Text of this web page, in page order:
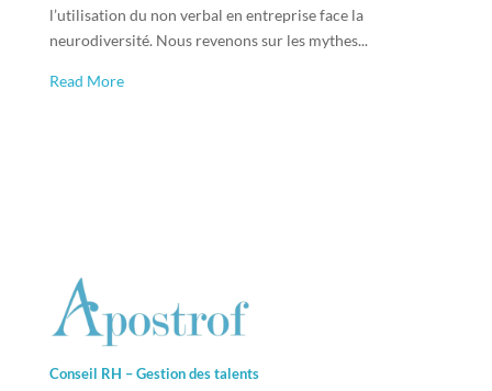
l’utilisation du non verbal en entreprise face la
neurodiversité. Nous revenons sur les mythes...
Read More
Conseil RH – Gestion des talents